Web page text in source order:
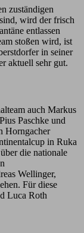
zuständigen
wird der frisch
entlassen
stoßen wird, ist
in seiner
aktuell sehr gut.
auch Markus
Paschke und
Horngacher
in Ruka
die nationale
Wellinger,
Für diese
Luca Roth